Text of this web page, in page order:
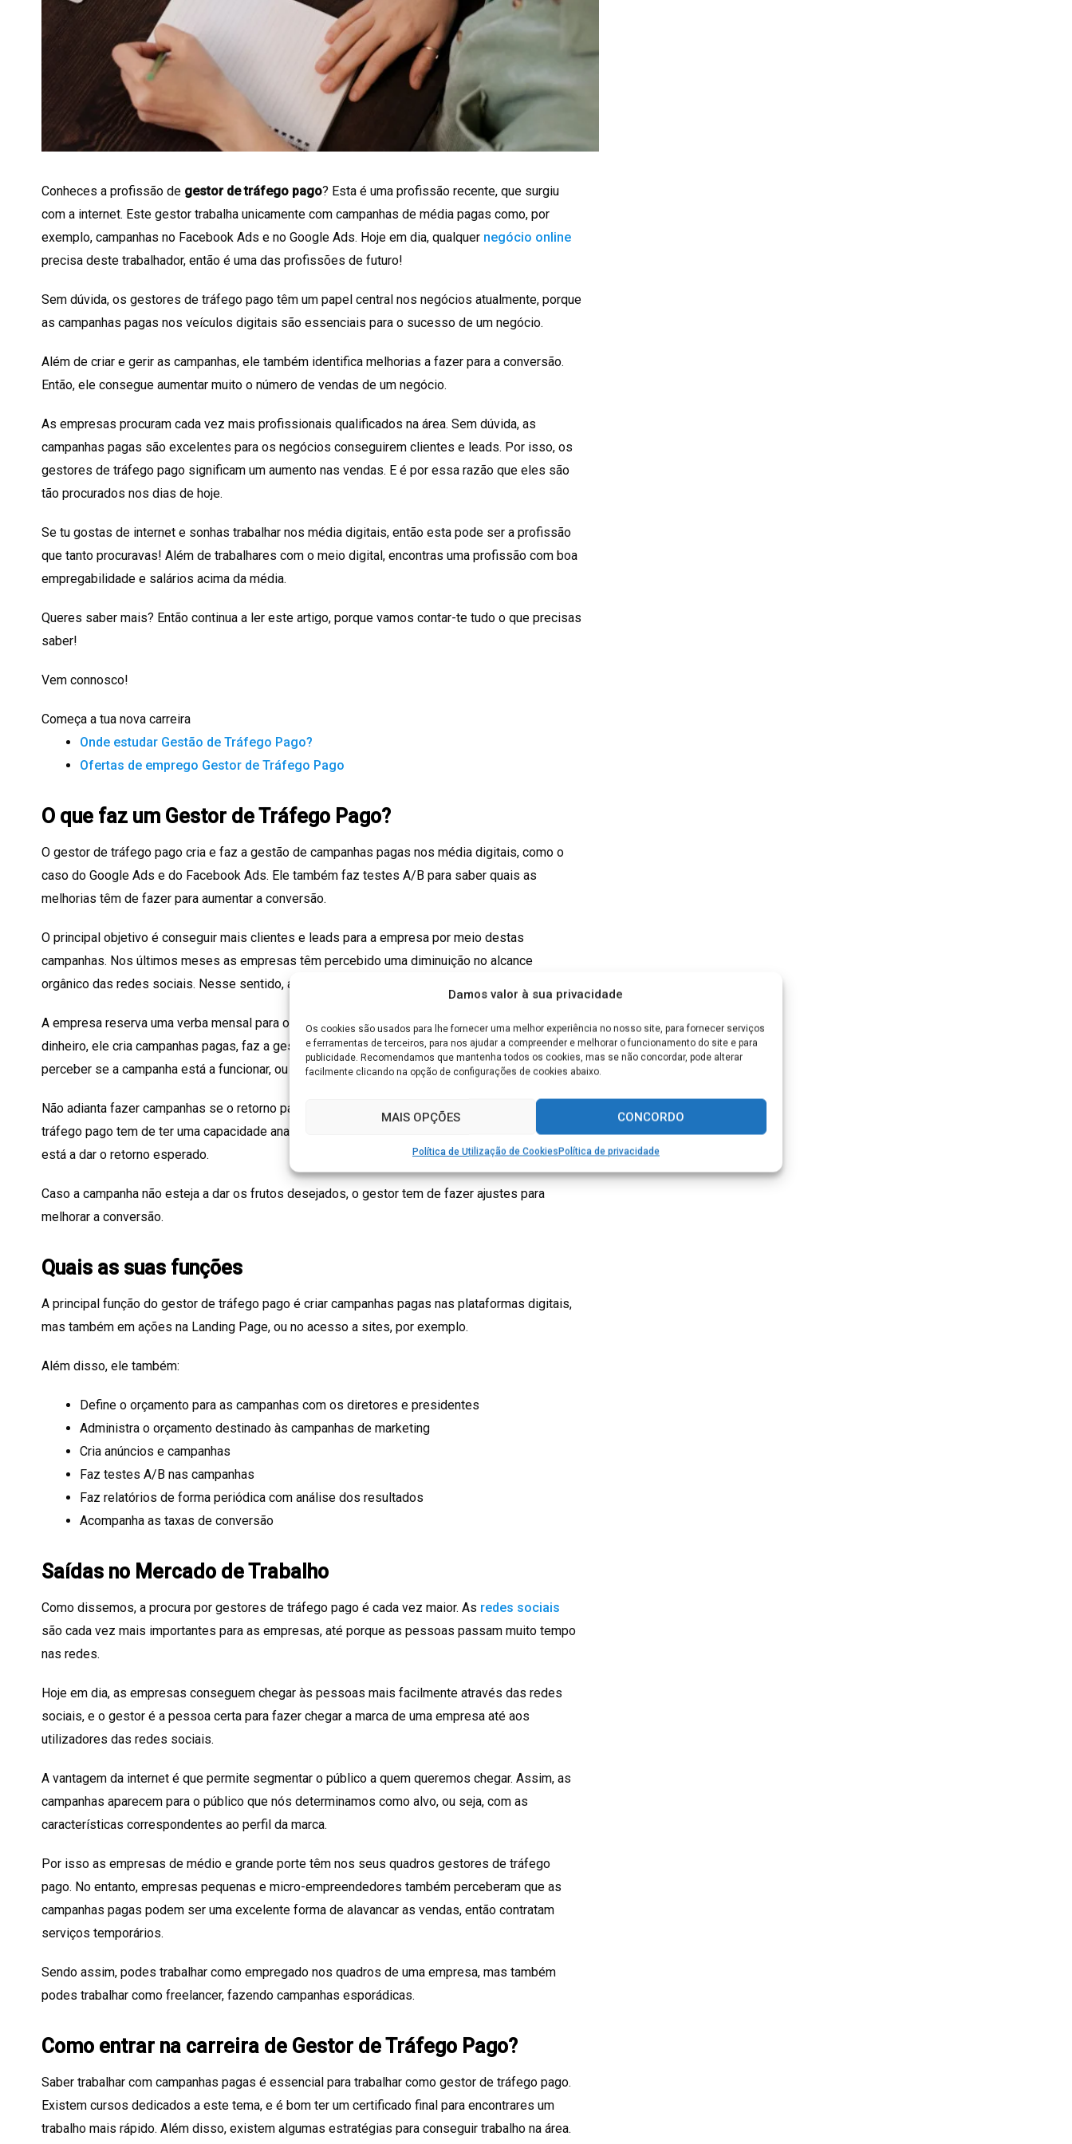
Damos valor à sua privacidade
Os cookies são usados para lhe fornecer uma melhor experiência no nosso site, para fornecer serviços
e ferramentas de terceiros, para nos ajudar a compreender e melhorar o funcionamento do site e para
publicidade. Recomendamos que mantenha todos os cookies, mas se não concordar, pode alterar
facilmente clicando na opção de configurações de cookies abaixo.
CONCORDO
MAIS OPÇÕES
Política de Utilização de CookiesPolítica de privacidade
Conheces a profissão de gestor de tráfego pago? Esta é uma profissão recente, que surgiu
com a internet. Este gestor trabalha unicamente com campanhas de média pagas como, por
exemplo, campanhas no Facebook Ads e no Google Ads. Hoje em dia, qualquer negócio online
precisa deste trabalhador, então é uma das profissões de futuro!
Sem dúvida, os gestores de tráfego pago têm um papel central nos negócios atualmente, porque
as campanhas pagas nos veículos digitais são essenciais para o sucesso de um negócio.
Além de criar e gerir as campanhas, ele também identifica melhorias a fazer para a conversão.
Então, ele consegue aumentar muito o número de vendas de um negócio.
As empresas procuram cada vez mais profissionais qualificados na área. Sem dúvida, as
campanhas pagas são excelentes para os negócios conseguirem clientes e leads. Por isso, os
gestores de tráfego pago significam um aumento nas vendas. E é por essa razão que eles são
tão procurados nos dias de hoje.
Se tu gostas de internet e sonhas trabalhar nos média digitais, então esta pode ser a profissão
que tanto procuravas! Além de trabalhares com o meio digital, encontras uma profissão com boa
empregabilidade e salários acima da média.
Queres saber mais? Então continua a ler este artigo, porque vamos contar-te tudo o que precisas
saber!
Vem connosco!
Começa a tua nova carreira
Onde estudar Gestão de Tráfego Pago?
Ofertas de emprego Gestor de Tráfego Pago
O que faz um Gestor de Tráfego Pago?
O gestor de tráfego pago cria e faz a gestão de campanhas pagas nos média digitais, como o
caso do Google Ads e do Facebook Ads. Ele também faz testes A/B para saber quais as
melhorias têm de fazer para aumentar a conversão.
O principal objetivo é conseguir mais clientes e leads para a empresa por meio destas
campanhas. Nos últimos meses as empresas têm percebido uma diminuição no alcance
orgânico das redes sociais. Nesse sentido, a procura por estes gestores é cada vez maior.
A empresa reserva uma verba mensal para o gestor gerir os anúncios feitos online. Com esse
dinheiro, ele cria campanhas pagas, faz a gestão e depois analisa os relatórios dados para
perceber se a campanha está a funcionar, ou se precisa de ajustes.
Não adianta fazer campanhas se o retorno para a empresa não é suficiente. Um bom gestor de
tráfego pago tem de ter uma capacidade analítica forte para entender se determinada campanha
está a dar o retorno esperado.
Caso a campanha não esteja a dar os frutos desejados, o gestor tem de fazer ajustes para
melhorar a conversão.
Quais as suas funções
A principal função do gestor de tráfego pago é criar campanhas pagas nas plataformas digitais,
mas também em ações na Landing Page, ou no acesso a sites, por exemplo.
Além disso, ele também:
Define o orçamento para as campanhas com os diretores e presidentes
Administra o orçamento destinado às campanhas de marketing
Cria anúncios e campanhas
Faz testes A/B nas campanhas
Faz relatórios de forma periódica com análise dos resultados
Acompanha as taxas de conversão
Saídas no Mercado de Trabalho
Como dissemos, a procura por gestores de tráfego pago é cada vez maior. As redes sociais
são cada vez mais importantes para as empresas, até porque as pessoas passam muito tempo
nas redes.
Hoje em dia, as empresas conseguem chegar às pessoas mais facilmente através das redes
sociais, e o gestor é a pessoa certa para fazer chegar a marca de uma empresa até aos
utilizadores das redes sociais.
A vantagem da internet é que permite segmentar o público a quem queremos chegar. Assim, as
campanhas aparecem para o público que nós determinamos como alvo, ou seja, com as
características correspondentes ao perfil da marca.
Por isso as empresas de médio e grande porte têm nos seus quadros gestores de tráfego
pago. No entanto, empresas pequenas e micro-empreendedores também perceberam que as
campanhas pagas podem ser uma excelente forma de alavancar as vendas, então contratam
serviços temporários.
Sendo assim, podes trabalhar como empregado nos quadros de uma empresa, mas também
podes trabalhar como freelancer, fazendo campanhas esporádicas.
Como entrar na carreira de Gestor de Tráfego Pago?
Saber trabalhar com campanhas pagas é essencial para trabalhar como gestor de tráfego pago.
Existem cursos dedicados a este tema, e é bom ter um certificado final para encontrares um
trabalho mais rápido. Além disso, existem algumas estratégias para conseguir trabalho na área.